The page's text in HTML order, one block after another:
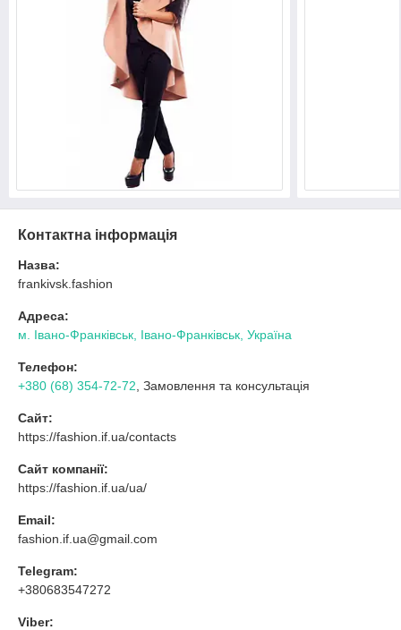
Контактна інформація
Назва:
frankivsk.fashion
Адреса:
м. Івано-Франківськ, Івано-Франківськ, Україна
Телефон:
+380 (68) 354-72-72 , Замовлення та консультація
Сайт:
https://fashion.if.ua/contacts
Сайт компанії:
https://fashion.if.ua/ua/
Email:
fashion.if.ua@gmail.com
Telegram:
+380683547272
Viber: